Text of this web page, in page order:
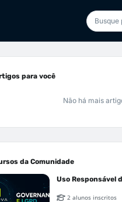
para você
Não há mais
da Comunidade
2 alunos inscritos